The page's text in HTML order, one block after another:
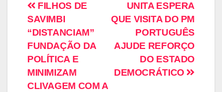
UNITA ESPERA
QUE VISITA DO PM
PORTUGUÊS
AJUDE REFORÇO
DO ESTADO
DEMOCRÁTICO
FILHOS DE
SAVIMBI
“DISTANCIAM”
FUNDAÇÃO DA
POLÍTICA E
MINIMIZAM
CLIVAGEM COM A